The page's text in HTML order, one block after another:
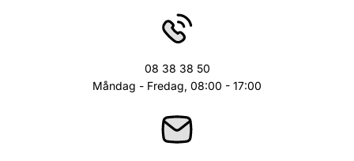
08 38 38 50
Måndag - Fredag, 08:00 - 17:00